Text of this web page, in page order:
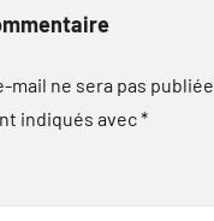
mail ne sera pas publiée.
indiqués avec*